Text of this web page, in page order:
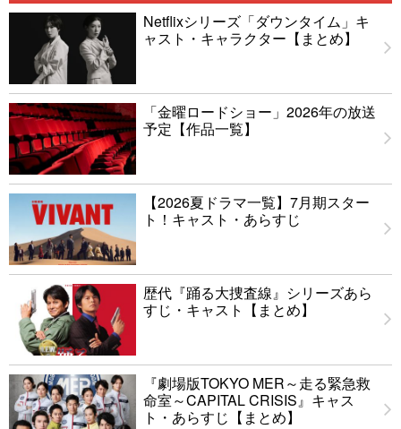
Netflixシリーズ「ダウンタイム」キ
ャスト・キャラクター【まとめ】
「金曜ロードショー」2026年の放送
予定【作品一覧】
【2026夏ドラマ一覧】7月期スター
ト！キャスト・あらすじ
歴代『踊る大捜査線』シリーズあら
すじ・キャスト【まとめ】
『劇場版TOKYO MER～走る緊急救
命室～CAPITAL CRISIS』キャス
ト・あらすじ【まとめ】